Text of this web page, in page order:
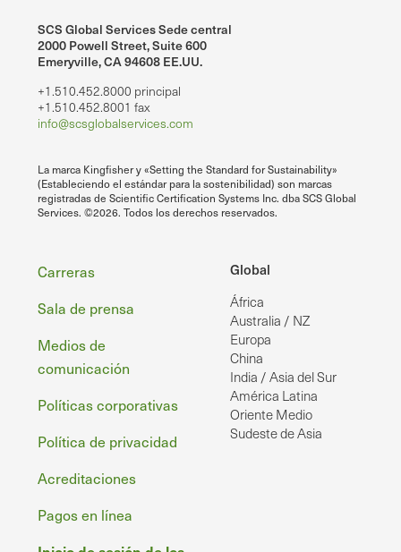
SCS Global Services Sede central
2000 Powell Street, Suite 600
Emeryville, CA 94608 EE.UU.
+1.510.452.8000 principal
+1.510.452.8001 fax
info@scsglobalservices.com
La marca Kingfisher y «Setting the Standard for Sustainability»
(Estableciendo el estándar para la sostenibilidad) son marcas
registradas de Scientific Certification Systems Inc. dba SCS Global
Services. ©2026. Todos los derechos reservados.
Global
África
Australia / NZ
Europa
China
India / Asia del Sur
América Latina
Oriente Medio
Sudeste de Asia
Pie
de
página
Carreras
Sala de prensa
Medios de
comunicación
Políticas corporativas
Política de privacidad
Acreditaciones
Pagos en línea